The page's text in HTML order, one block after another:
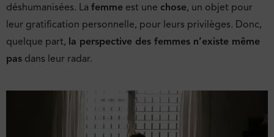
déshumanisées. La femme est une chose, un objet pour
leur gratification personnelle, pour leurs privilèges. Donc,
quelque part, la perspective des femmes n’existe même
pas dans leur radar.